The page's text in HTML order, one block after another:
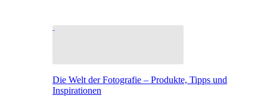
Die Welt der Fotografie – Produkte, Tipps und
Inspirationen